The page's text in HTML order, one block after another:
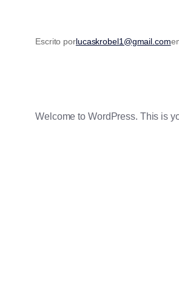
Escrito porlucaskrobel1@gmail.com
Welcome to WordPress. This is